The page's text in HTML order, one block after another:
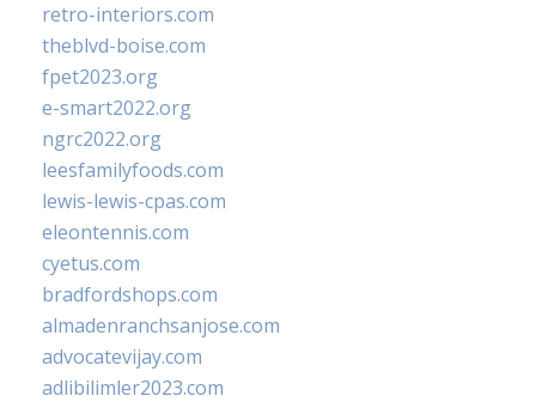
retro-interiors.com
theblvd-boise.com
fpet2023.org
e-smart2022.org
ngrc2022.org
leesfamilyfoods.com
lewis-lewis-cpas.com
eleontennis.com
cyetus.com
bradfordshops.com
almadenranchsanjose.com
advocatevijay.com
adlibilimler2023.com